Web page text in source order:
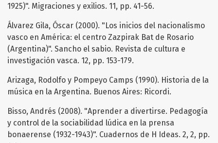
1925)". Migraciones y exilios. 11, pp. 41-56.
Álvarez Gila, Óscar (2000). "Los inicios del nacionalismo
vasco en América: el centro Zazpirak Bat de Rosario
(Argentina)". Sancho el sabio. Revista de cultura e
investigación vasca. 12, pp. 153-179.
Arizaga, Rodolfo y Pompeyo Camps (1990). Historia de la
música en la Argentina. Buenos Aires: Ricordi.
Bisso, Andrés (2008). "Aprender a divertirse. Pedagogía
y control de la sociabilidad lúdica en la prensa
bonaerense (1932-1943)". Cuadernos de H Ideas. 2, 2, pp.